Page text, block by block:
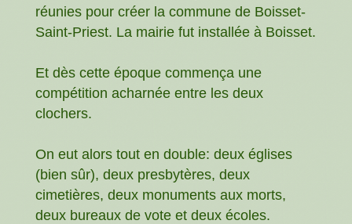
réunies pour créer la commune de Boisset-
Saint-Priest. La mairie fut installée à Boisset.
Et dès cette époque commença une
compétition acharnée entre les deux
clochers.
On eut alors tout en double: deux églises
(bien sûr), deux presbytères, deux
cimetières, deux monuments aux morts,
deux bureaux de vote et deux écoles.